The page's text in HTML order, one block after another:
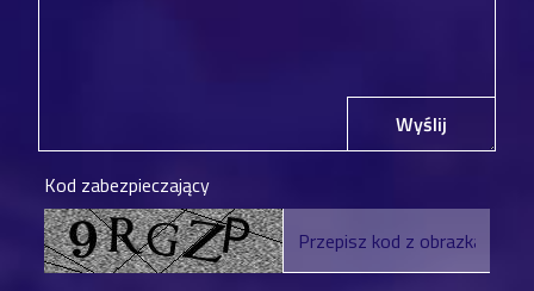
Wyślij
Kod zabezpieczający